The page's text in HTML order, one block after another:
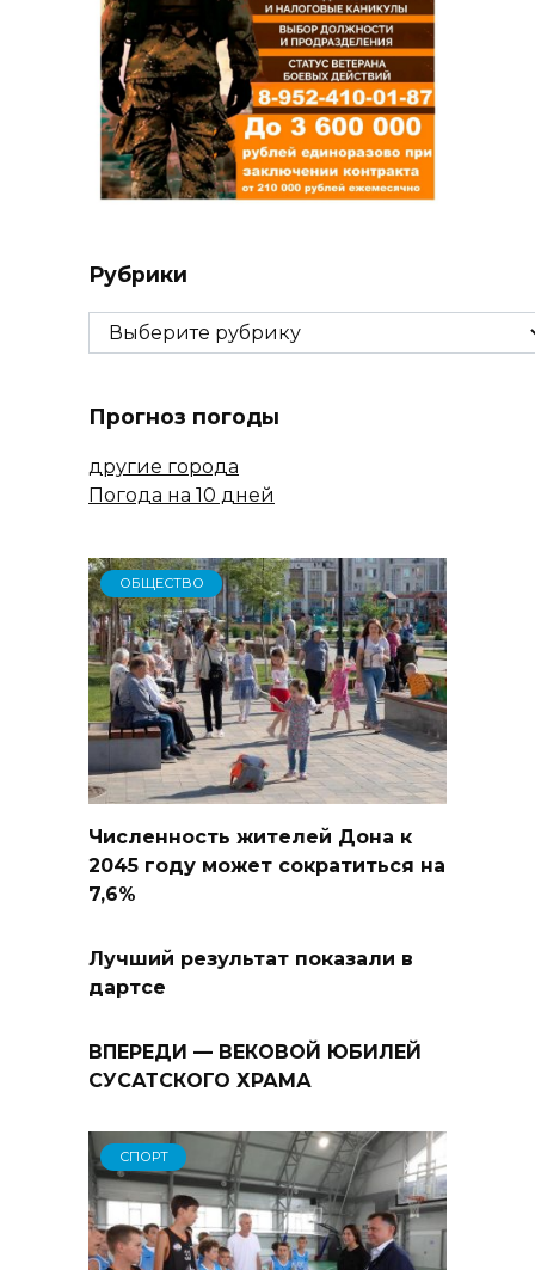
Рубрики
Рубрики
Прогноз погоды
другие города
Погода на 10 дней
ОБЩЕСТВО
Численность жителей Дона к
2045 году может сократиться на
7,6%
Лучший результат показали в
дартсе
ВПЕРЕДИ — ВЕКОВОЙ ЮБИЛЕЙ
СУСАТСКОГО ХРАМА
СПОРТ